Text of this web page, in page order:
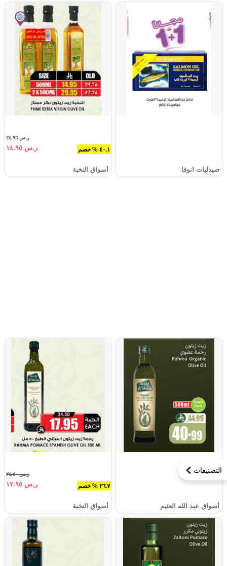
التصنيفات
صيدليات انوفا
٤٠.١ % خصم
ر.س ٢٤.٩٦
ر.س ١٤.٩٥
أسواق النخبة
أسواق عبد الله العثيم
٢٦.٧ % خصم
ر.س ٢٤.٥٠
ر.س ١٧.٩٥
أسواق النخبة